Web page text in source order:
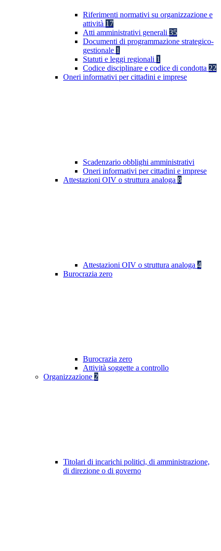
Riferimenti normativi su organizzazione e
attività 17
Atti amministrativi generali 35
Documenti di programmazione strategico-
gestionale 1
Statuti e leggi regionali 1
Codice disciplinare e codice di condotta 22
Oneri informativi per cittadini e imprese
Scadenzario obblighi amministrativi
Oneri informativi per cittadini e imprese
Attestazioni OIV o struttura analoga 8
Attestazioni OIV o struttura analoga 4
Burocrazia zero
Burocrazia zero
Attività soggette a controllo
Organizzazione 2
Titolari di incarichi politici, di amministrazione,
di direzione o di governo